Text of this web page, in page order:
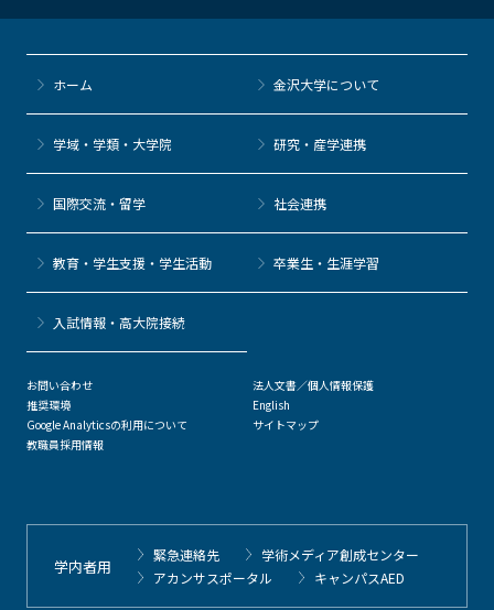
ホーム 金沢大学について
学域・学類・大学院 研究・産学連携
国際交流・留学 社会連携
教育・学生支援・学生活動 卒業生・生涯学習
⼊試情報・高大院接続
お問い合わせ
推奨環境
Google Analyticsの利用について
教職員採用情報
法人文書／個人情報保護
English
サイトマップ
学内者用
緊急連絡先
学術メディア創成センター
アカンサスポータル
キャンパスAED